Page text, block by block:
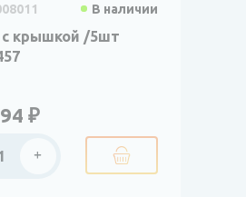
В наличии
с крышкой /5шт
₽